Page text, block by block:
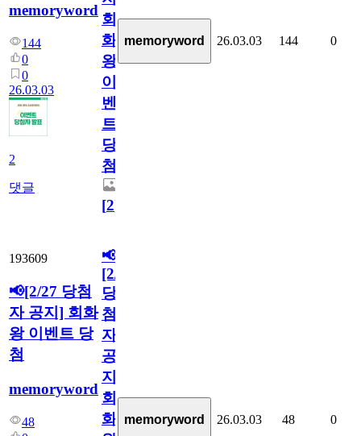
memoryword
144
0
0
26.03.03
2
댓글
회
화
왕
이
벤
트
당
첨
[2]
memoryword 26.03.03 144 0
193609
📢[2/27 당첨
자 공지] 회화
왕 이벤트 당
첨
memoryword
48
📢
[2/27
당
첨
자
공
지]
회
화
memoryword 26.03.03 48 0